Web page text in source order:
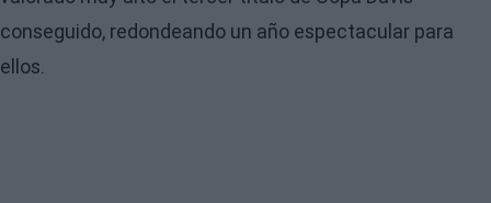
conseguido, redondeando un año espectacular para
ellos.